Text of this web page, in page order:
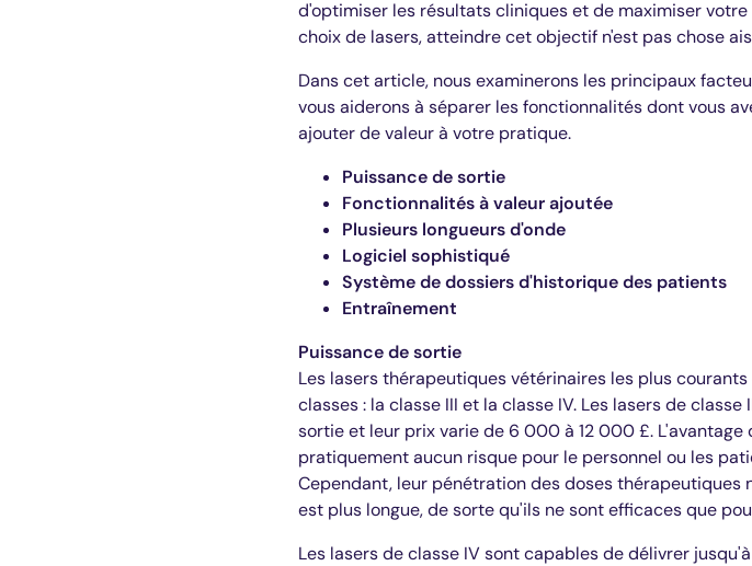
d'optimiser les résultats cliniques et de maximiser
choix de lasers, atteindre cet objectif n'est pas chose
Dans cet article, nous examinerons les principaux
vous aiderons à séparer les fonctionnalités dont vous
ajouter de valeur à votre pratique.
Puissance de sortie
Fonctionnalités à valeur ajoutée
Plusieurs longueurs d'onde
Logiciel sophistiqué
Système de dossiers d'historique des patients
Entraînement
Puissance de sortie
Les lasers thérapeutiques vétérinaires les plus
classes : la classe III et la classe IV. Les lasers de
sortie et leur prix varie de 6 000 à 12 000 £.
pratiquement aucun risque pour le personnel ou les
Cependant, leur pénétration des doses
est plus longue, de sorte qu'ils ne sont efficaces que
Les lasers de classe IV sont capables de délivrer